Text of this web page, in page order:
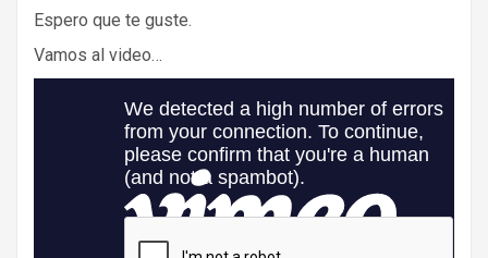
Espero que te guste.
Vamos al video…